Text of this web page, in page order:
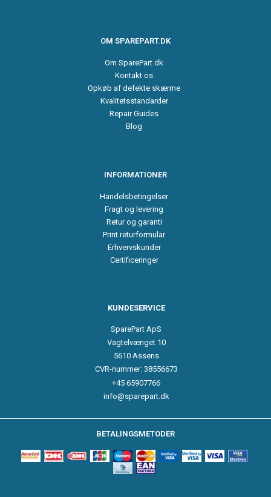
OM SPAREPART.DK
Om SparePart.dk
Kontakt os
Opkøb af defekte skærme
Kvalitetsstandarder
Repair Guides
Blog
INFORMATIONER
Handelsbetingelser
Fragt og levering
Retur og garanti
Print returformular
Erhvervskunder
Certificeringer
KUNDESERVICE
SparePart ApS
Vagtelvænget 10
5610 Assens
CVR-nummer: 38556673
+45 65907766
info@sparepart.dk
BETALINGSMETODER